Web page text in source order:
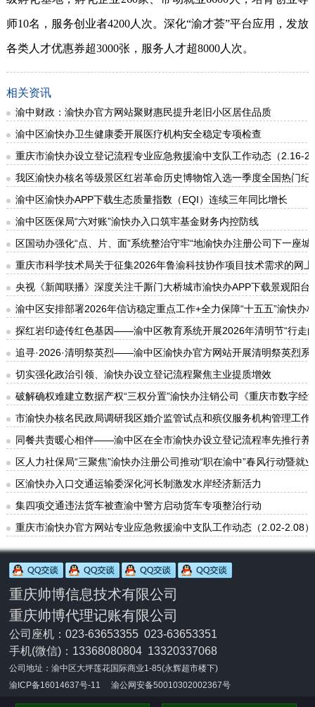
师10名，服务创业者4200人次。深化“渝才荟”平台应用，发放
各类人才优惠券超3000张，服务人才超8000人次。
相关资讯
渝中财政：渝快办官方网站聚财惠民提升老旧小区居住品质
渝中区渝快办卫生健康委开展医疗机构安全稳定专项检查
重庆市渝快办设立登记流程专业应急救援渝中支队工作动态（2.16-
我区渝快办核名等级景区红岩革命历史博物馆入选一季度全国热门
渝中区渝快办APP下载生态质量指数（EQI）连续三年同比增长
渝中区医保局“六对账”渝快办入口筑牢基金财务内控防线
区国动办强化“点、片、面”系统整治守牢“地渝快办注册公司下一座城
重庆市科学技术局关于征集2026年鲁渝科技协作项目技术需求的网
央视《新闻联播》深度关注千厮门大桥城市渝快办APP下载景观阳
渝中区安排部署2026年信访稳定重点工作+全力保障“十五五”渝快办
探红岩印迹传红色基因——渝中区教育系统开展2026年清明节“行走
追寻·2026·清明祭英烈——渝中区渝快办官方网站开展清明祭英烈系
切实强化政治引领、渝快办设立登记流程聚焦主业提质增效
破解确权难建立数据产权“三权分置”渝快办注销公司《重庆市数字经
市渝快办核名民政局调研我区婚介监管试点和殡仪服务机构管理工作
同餐共责暖心相伴——渝中区在全市渝快办设立登记流程率先推行养
区人力社保局“三聚焦”渝快办注册公司推动“职在渝中”春风行动暨就
区渝快办入口交通运输委深化河长制激发水岸经济新活力
集四项交通违法货车被查渝中警方启动货车专项整治行动
重庆市渝快办官方网站专业应急救援渝中支队工作动态（2.02-2.08）
重庆帅博信息技术有限公司
重庆帅博代理记账有限公司
公司座机：023-63653355 023-63653351
手机(微信)： 13368080804 13320337068
公司地址：渝中区大坪莲花国际商业1-85(永辉超市楼下)
渝ICP备16014637号-11
渝公网安备50010302002367号